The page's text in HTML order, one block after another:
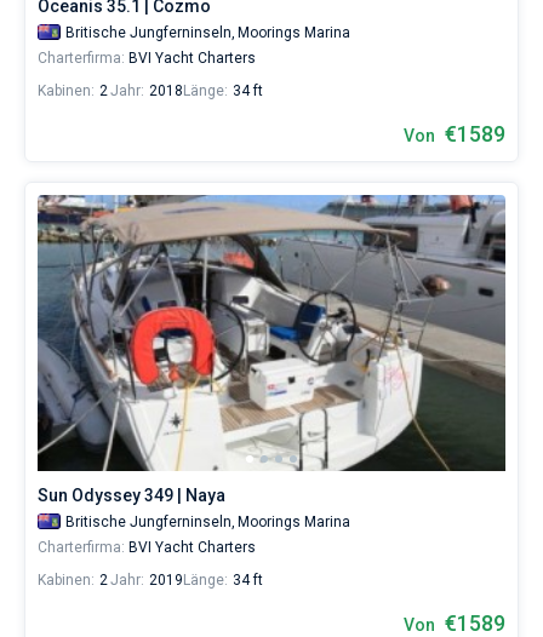
Liebhaber
eines
erholsamen
als
sich
ihr
Leben
ohne
nicht
vorstellen.
Nahe
Moorings
Marina,
Village
Marina ,
Fort
Burt
Marina .
Oceanis 35.1 | Cozmo
Britische Jungferninseln, Moorings Marina
Charterfirma: BVI Yacht Charters
Kabinen: 2Jahr: 2018 Länge: 34 ft
Von €1589
Sun Odyssey 349 | Naya
Britische Jungferninseln, Moorings Marina
Charterfirma: BVI Yacht Charters
Kabinen: 2Jahr: 2019 Länge: 34 ft
Von €1589